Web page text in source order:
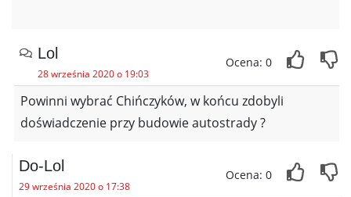
Lol
28 września 2020 o 19:03
Ocena: 0
Powinni wybrać Chińczyków, w końcu zdobyli
doświadczenie przy budowie autostrady ?
Do-Lol
29 września 2020 o 17:38
Ocena: 0